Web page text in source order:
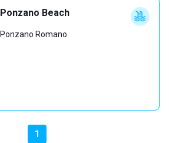
Ponzano Beach
Ponzano Romano
1